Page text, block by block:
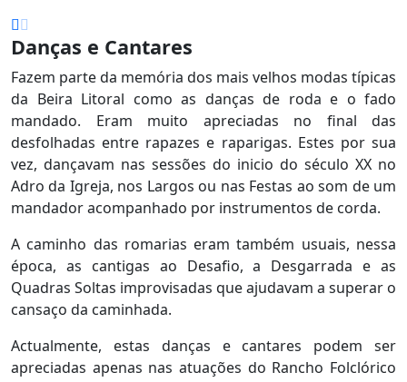
Danças e Cantares
Fazem parte da memória dos mais velhos modas típicas
da Beira Litoral como as danças de roda e o fado
mandado. Eram muito apreciadas no final das
desfolhadas entre rapazes e raparigas. Estes por sua
vez, dançavam nas sessões do inicio do século XX no
Adro da Igreja, nos Largos ou nas Festas ao som de um
mandador acompanhado por instrumentos de corda.
A caminho das romarias eram também usuais, nessa
época, as cantigas ao Desafio, a Desgarrada e as
Quadras Soltas improvisadas que ajudavam a superar o
cansaço da caminhada.
Actualmente, estas danças e cantares podem ser
apreciadas apenas nas atuações do Rancho Folclórico